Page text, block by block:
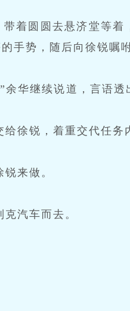
着圆圆去悬济堂等着
手势，随后向徐锐嘱咐
华继续说道，言语透
徐锐，着重交代任务
来做。
汽车而去。